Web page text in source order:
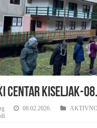
centar Kiseljak-
08.02.2026.